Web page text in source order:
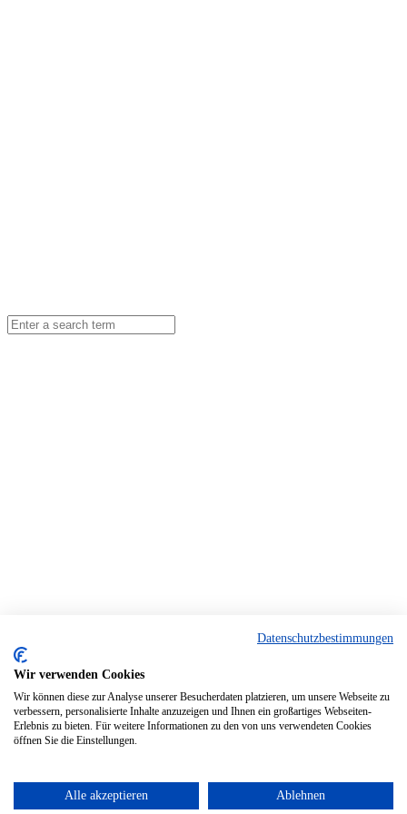
Datenschutzbestimmungen
Wir verwenden Cookies
Wir können diese zur Analyse unserer Besucherdaten platzieren, um unsere Webseite zu
verbessern, personalisierte Inhalte anzuzeigen und Ihnen ein großartiges Webseiten-
Erlebnis zu bieten. Für weitere Informationen zu den von uns verwendeten Cookies
öffnen Sie die Einstellungen.
Alle akzeptieren Ablehnen